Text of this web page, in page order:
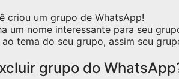
criou um grupo de WhatsApp!
um nome interessante para seu
tema do seu grupo, assim seu
grupo do